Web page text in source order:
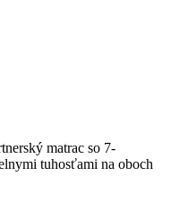
matrac so 7-
tuhosťami na oboch